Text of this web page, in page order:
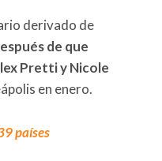
derivado de
de que
Pretti y Nicole
en enero.
países